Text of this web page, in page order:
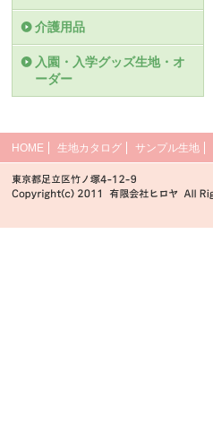
介護用品
入園・入学グッズ生地・オ
ーダー
HOME 生地カタログ サンプル生地